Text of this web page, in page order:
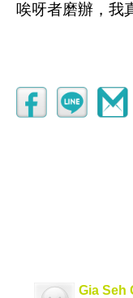
唉呀者磨辦，我
Gia Seh